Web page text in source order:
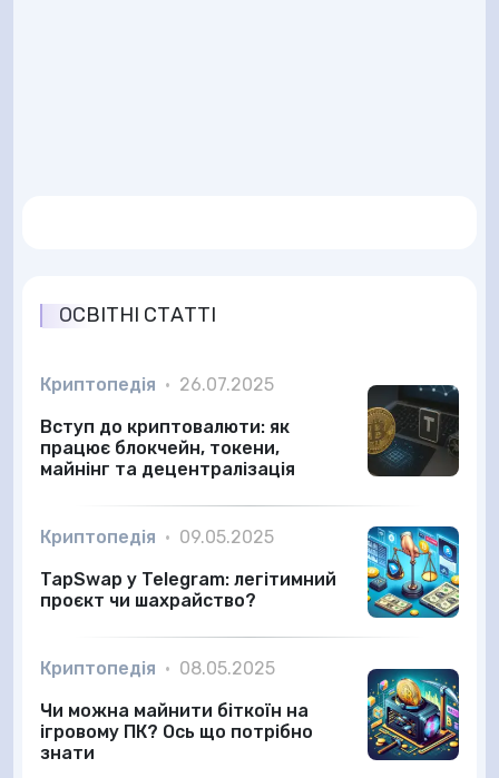
ОСВІТНІ СТАТТІ
Криптопедія • 26.07.2025
Вступ до криптовалюти: як
працює блокчейн, токени,
майнінг та децентралізація
Криптопедія • 09.05.2025
TapSwap у Telegram: легітимний
проєкт чи шахрайство?
Криптопедія • 08.05.2025
Чи можна майнити біткоїн на
ігровому ПК? Ось що потрібно
знати